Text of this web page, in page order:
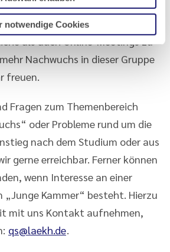
notwendige Cookies
Thema im Rahmen des
WhatsApp-Gruppe gegründet,
als auch Online-Meetings zu
Nachwuchs in dieser Gruppe
freuen.
Fragen zum Themenbereich
oder Probleme rund um die
nach dem Studium oder aus
gerne erreichbar. Ferner können
wenn Interesse an einer
Kammer“ besteht. Hierzu
mit uns Kontakt aufnehmen,
qs@laekh.de.